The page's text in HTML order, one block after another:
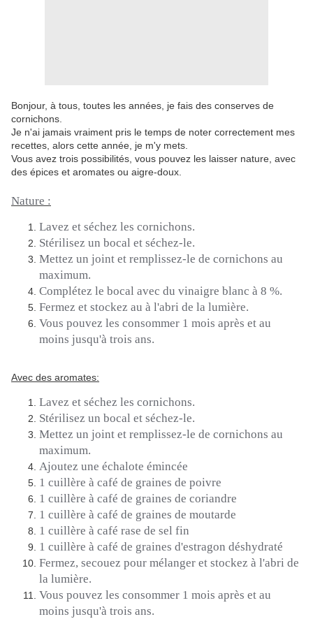
Bonjour, à tous, toutes les années, je fais des conserves de
cornichons.
Je n'ai jamais vraiment pris le temps de noter correctement mes
recettes, alors cette année, je m'y mets.
Vous avez trois possibilités, vous pouvez les laisser nature, avec
des épices et aromates ou aigre-doux.
Nature :
Lavez et séchez les cornichons.
Stérilisez un bocal et séchez-le.
Mettez un joint et remplissez-le de cornichons au
maximum.
Complétez le bocal avec du vinaigre blanc à 8 %.
Fermez et stockez au à l'abri de la lumière.
Vous pouvez les consommer 1 mois après et au
moins jusqu'à trois ans.
Avec des aromates:
Lavez et séchez les cornichons.
Stérilisez un bocal et séchez-le.
Mettez un joint et remplissez-le de cornichons au
maximum.
Ajoutez une échalote émincée
1 cuillère à café de graines de poivre
1 cuillère à café de graines de coriandre
1 cuillère à café de graines de moutarde
1 cuillère à café rase de sel fin
1 cuillère à café de graines d'estragon déshydraté
Fermez, secouez pour mélanger et stockez à l'abri de
la lumière.
Vous pouvez les consommer 1 mois après et au
moins jusqu'à trois ans.